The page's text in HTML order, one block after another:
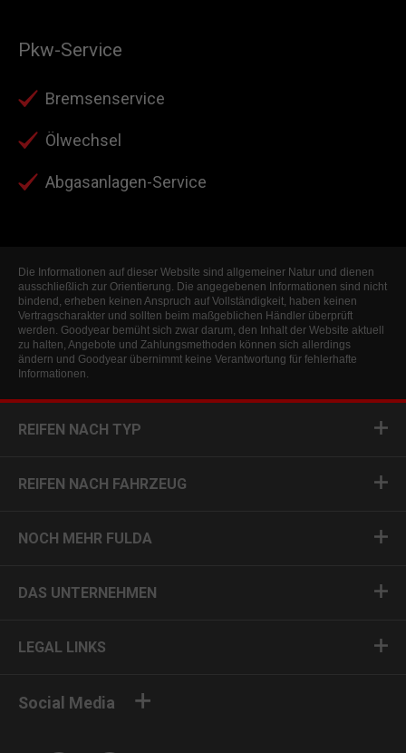
Pkw-Service
Bremsenservice
Ölwechsel
Abgasanlagen-Service
Die Informationen auf dieser Website sind allgemeiner Natur und dienen
ausschließlich zur Orientierung. Die angegebenen Informationen sind nicht
bindend, erheben keinen Anspruch auf Vollständigkeit, haben keinen
Vertragscharakter und sollten beim maßgeblichen Händler überprüft
werden. Goodyear bemüht sich zwar darum, den Inhalt der Website aktuell
zu halten, Angebote und Zahlungsmethoden können sich allerdings
ändern und Goodyear übernimmt keine Verantwortung für fehlerhafte
Informationen.
REIFEN NACH TYP
REIFEN NACH FAHRZEUG
NOCH MEHR FULDA
DAS UNTERNEHMEN
Social Media
LEGAL LINKS